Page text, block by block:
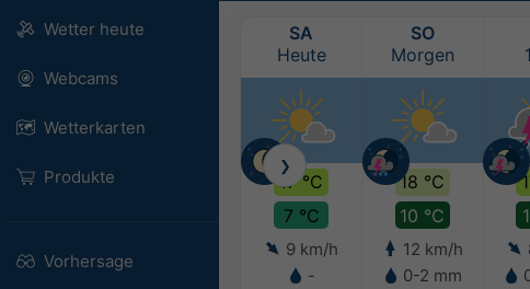
Wetter heute
Webcams
Wetterkarten
Produkte
Vorhersage
SA
Heute
17 °C
7 °C
9 km/h
-
SO
Morgen
18 °C
10 °C
12 km/h
0-2 mm
❯